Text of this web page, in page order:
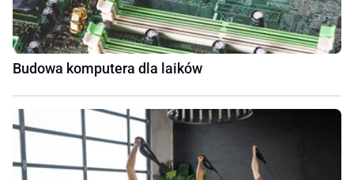
Budowa komputera dla laików